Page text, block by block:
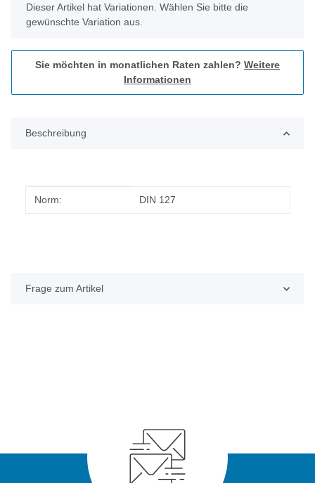
x
Dieser Artikel hat Variationen. Wählen Sie bitte die
gewünschte Variation aus.
Sie möchten in monatlichen Raten zahlen? Weitere
Informationen
Beschreibung
Produkteigenschaft
Wert
Norm: DIN 127
Frage zum Artikel